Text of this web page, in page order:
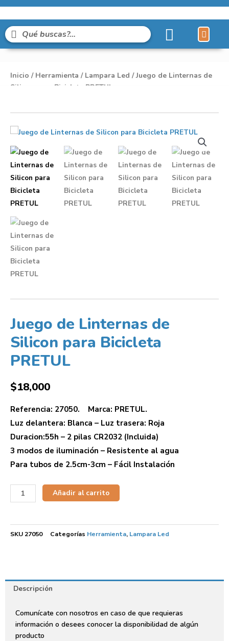
Inicio / Herramienta / Lampara Led / Juego de Linternas de
Silicon para Bicicleta PRETUL
Juego de Linternas de
Silicon para Bicicleta
PRETUL
$18,000
Referencia: 27050. Marca: PRETUL.
Luz delantera: Blanca – Luz trasera: Roja
Duracion:55h – 2 pilas CR2032 (Incluida)
3 modos de iluminación – Resistente al agua
Para tubos de 2.5cm-3cm – Fácil Instalación
Añadir al carrito
SKU27050 Categorías Herramienta, Lampara Led
Descripción
Comunícate con nosotros en caso de que requieras
información o desees conocer la disponibilidad de algún
producto